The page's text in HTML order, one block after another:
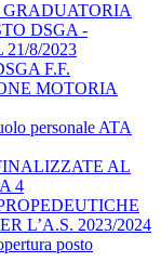
DSGA -
8/2023
F.F.
MOTORIA
personale ATA
AL
4
L’A.S. 2023/2024
posto